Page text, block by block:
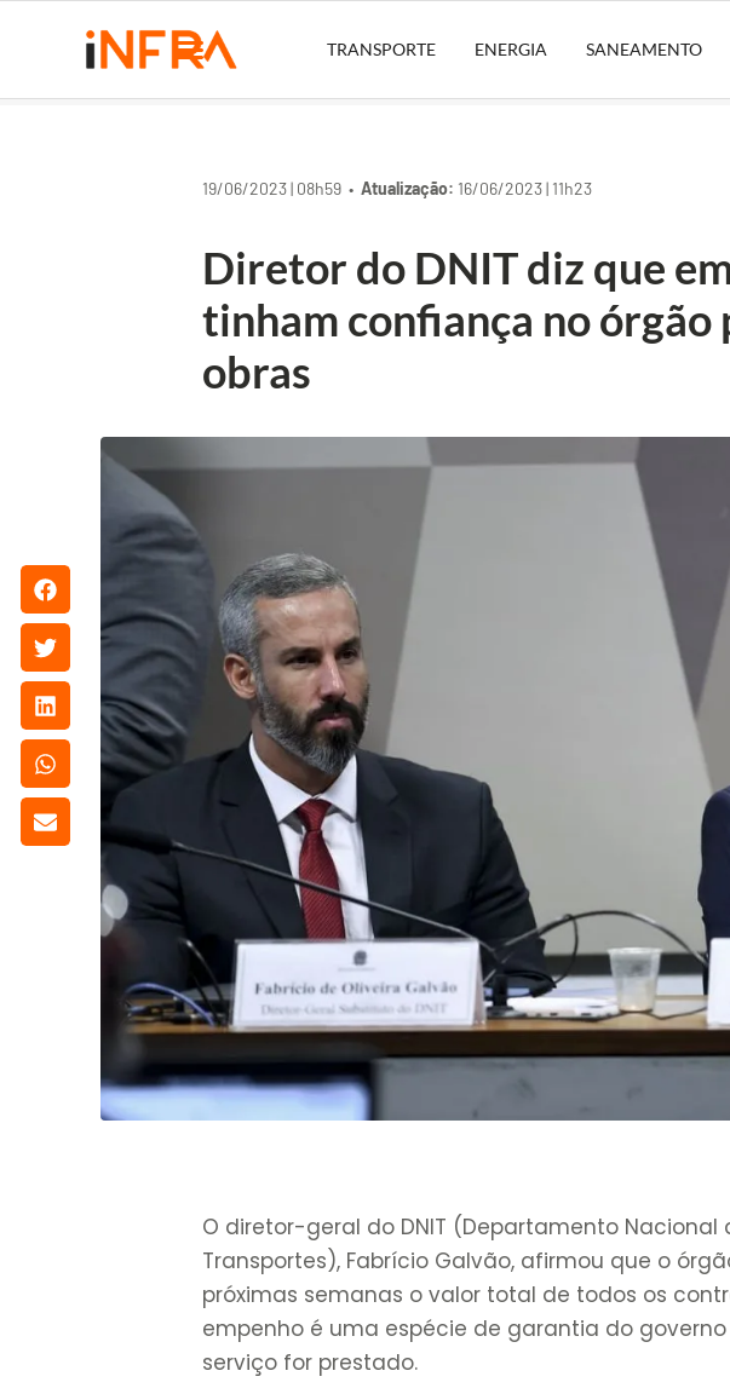
TRANSPORTE ENERGIA SANEAMENTO
19/06/2023 | 08h59 •Atualização: 16/06/2023 | 11h23
Diretor do DNIT diz que
tinham confiança no órgão
obras
O diretor-geral do DNIT (Departamento
Transportes), Fabrício Galvão, afirmou que o
próximas semanas o valor total de todos os
empenho é uma espécie de garantia do
serviço for prestado.